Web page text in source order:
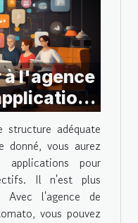
à l'agence
structure adéquate
donné, vous aurez
applications pour
Il n'est plus
Avec l'agence de
vous pouvez